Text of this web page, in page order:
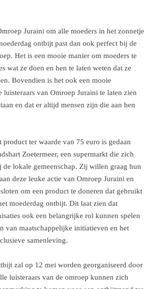
Juraini om alle moeders in het zonnetje
ontbijt past dan ook perfect bij de
Het is een mooie manier om moeders te
wat ze doen en hen te laten weten dat ze
Bovendien is het ook een mooie
luisteraars van Omroep Juraini te laten zien
en dat er altijd mensen zijn die aan hen
product ter waarde van 75 euro is gedaan
Zoetermeer, een supermarkt die zich
lokale gemeenschap. Zij willen graag hun
deze leuke actie van Omroep Juraini en
om een product te doneren dat gebruikt
moederdag ontbijt. Dit laat zien dat
ook een belangrijke rol kunnen spelen
van maatschappelijke initiatieven en het
samenleving.
zal op 12 mei worden georganiseerd door
luisteraars van de omroep kunnen zich